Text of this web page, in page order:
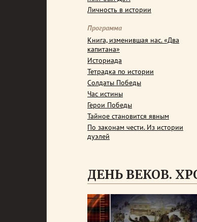
Личность в истории
Программа
Книга, изменившая нас. «Два
капитана»
Историада
Тетрадка по истории
Солдаты Победы
Час истины
Герои Победы
Тайное становится явным
По законам чести. Из истории
дуэлей
ДЕНЬ ВЕКОВ.